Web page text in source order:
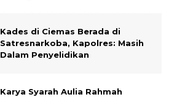
Kades di Ciemas Berada di
Satresnarkoba, Kapolres: Masih
Dalam Penyelidikan
Karya Syarah Aulia Rahmah